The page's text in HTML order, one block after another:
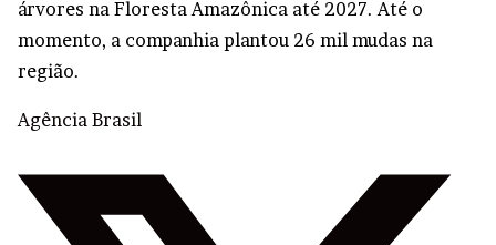
árvores na Floresta Amazônica até 2027. Até o
momento, a companhia plantou 26 mil mudas na
região.
Agência Brasil